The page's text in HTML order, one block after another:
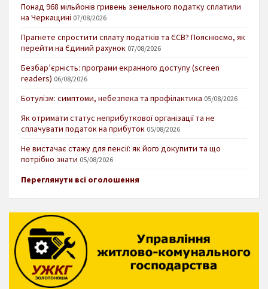
Понад 968 мільйонів гривень земельного податку сплатили
на Черкащині 07/08/2026
Прагнете спростити сплату податків та ЄСВ? Пояснюємо, як
перейти на Єдиний рахунок 07/08/2026
Безбар’єрність: програми екранного доступу (screen
readers) 06/08/2026
Ботулізм: симптоми, небезпека та профілактика 05/08/2026
Як отримати статус неприбуткової організації та не
сплачувати податок на прибуток 05/08/2026
Не вистачає стажу для пенсії: як його докупити та що
потрібно знати 05/08/2026
Переглянути всі оголошення